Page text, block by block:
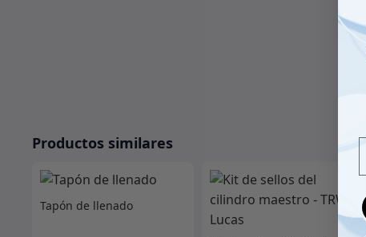
Productos similares
Tapón de llenado